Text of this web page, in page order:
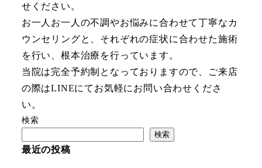
せください。
お一人お一人の不調やお悩みに合わせて丁寧なカ
ウンセリングと、それぞれの症状に合わせた施術
を行い、根本治療を行っています。
当院は完全予約制となっておりますので、ご来店
の際はLINEにてお気軽にお問い合わせくださ
い。
検索
検索
最近の投稿